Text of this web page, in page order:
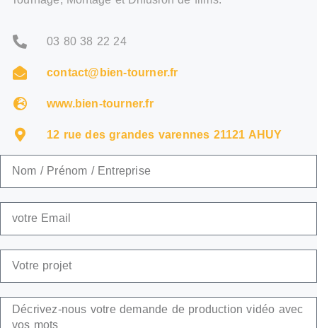
03 80 38 22 24
contact@bien-tourner.fr
www.bien-tourner.fr
12 rue des grandes varennes 21121 AHUY